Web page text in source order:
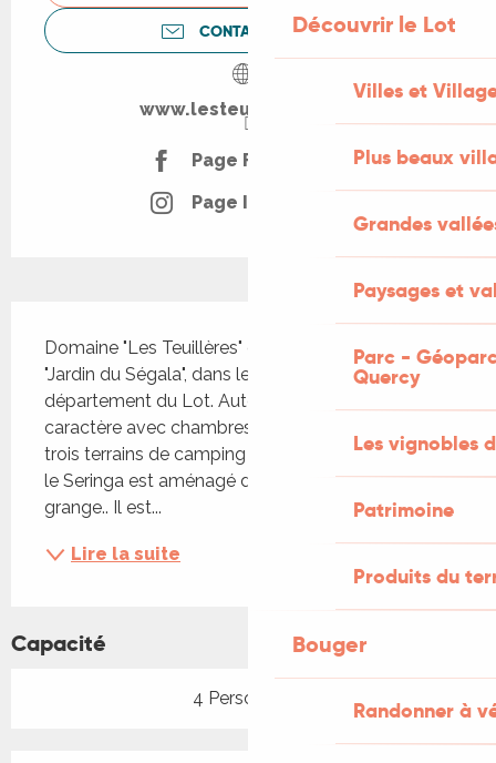
Découvrir le Lot
Villes et
Plus beaux
Grandes
Paysages et
Parc -
Quercy
Les vignobles
Patrimoine
Produits du
Bouger
Randonner à
CONTACTEZ-NOUS
www.lesteuilleres.com
Page Facebook
Page Instagram
Domaine "Les Teuillères" est situé au coeur du
"Jardin du Ségala", dans le Quercy, dans le
département du Lot. Autour de notre manoir de
caractère avec chambres d'hôtes, se trouvent
trois terrains de camping et les trois gîtes. Le gîte
le Seringa est aménagé dans une partie de notre
grange.. Il est...
Lire la suite
Capacité
4 Personne(s)